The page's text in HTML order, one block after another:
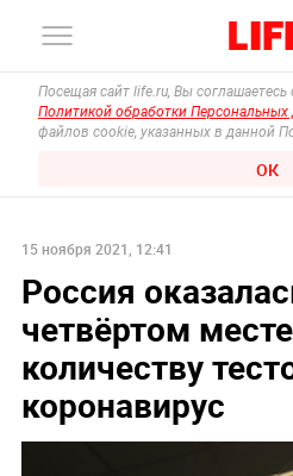
Посещая сайт life.ru, Вы
Политикой обработки Персональных
файлов cookie, указанных в данной
ОК
15 ноября 2021, 12:41
Россия
четвёртом
количеству
коронавирус